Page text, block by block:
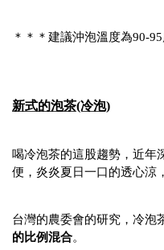
＊＊＊建議沖泡溫度為90-
新式的泡茶(冷泡)
喝冷泡茶的這股趨勢，近年
便，炎炎夏日一口的透心涼
台灣的農委會的研究，冷泡
的比例混合。